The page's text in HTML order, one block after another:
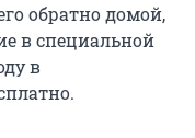
обратно домой,
в специальной
в